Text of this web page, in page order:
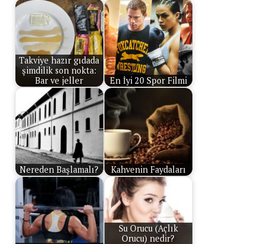
Takviye hazır gıdada
şimdilik son nokta:
Bar ve jeller
En İyi 20 Spor Filmi
Nereden Başlamalı? Kahvenin Faydaları
Su Orucu (Açlık
Orucu) nedir?